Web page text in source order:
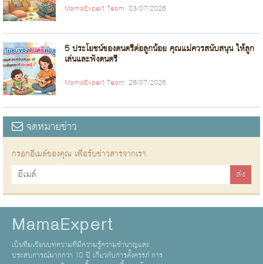
MamaExpert Team 03/07/2026
5 ประโยชน์ของดนตรีต่อลูกน้อย คุณแม่ควรสนับสนุน ให้ลูก
เล่นและฟังดนตรี
MamaExpert Team 28/07/2026
จดหมายข่าว
กรอกอีเมล์ของคุณ เพื่อรับข่าวสารจากเรา
MamaExpert
เป็นทีมเขียนบทความที่มีความรู้ความชำนาญและ
ประสบการณ์มากกว่า 10 ปี เกี่ยวกับการตั้งครรภ์ การ